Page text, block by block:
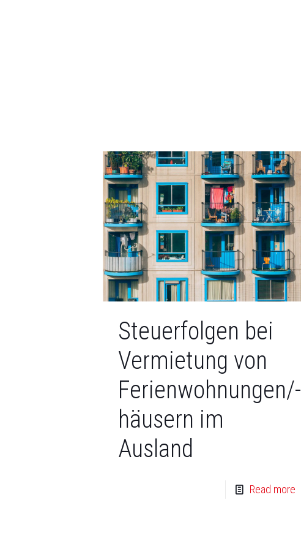
Steuerfolgen bei
Vermietung von
Ferienwohnungen/-
häusern im
Ausland
Read more